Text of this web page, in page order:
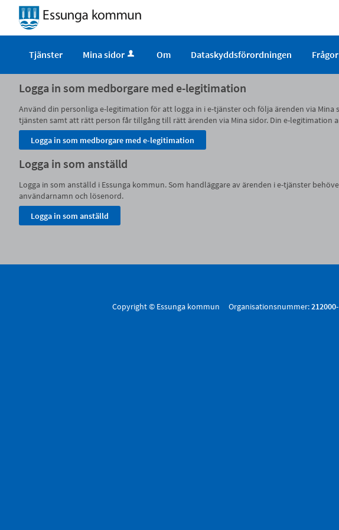
Välkommen
självservice
Essunga
kommun
Tjänster Mina sidor Om Dataskyddsförordningen
Logga in som medborgare med e-legitimation
Använd din personliga e-legitimation för att logga in i e-tjänster och följa ärenden via
tjänsten samt att rätt person får tillgång till rätt ärenden via Mina sidor. Din e-legitimation
Logga in som anställd
Logga in som anställd i Essunga kommun. Som handläggare av ärenden i e-tjänster
användarnamn och lösenord.
Copyright © Essunga kommun Organisationsnummer: